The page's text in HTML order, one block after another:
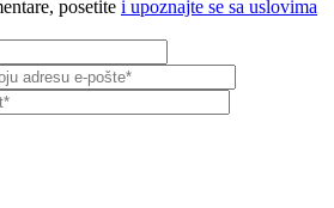
posetite i upoznajte se sa uslovima